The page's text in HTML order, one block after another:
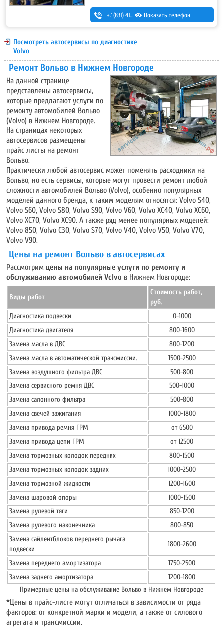
+7 (831) 410-54-20 ,+7 (930) 276-66-03
+7 (831) 215-30-70
Показать телефон
Ремонт Вольво в Нижнем Новгороде
На данной странице
представлены автосервисы,
которые предлагают услуги по
ремонту автомобилей Вольво
(Volvo) в Нижнем Новгороде.
На страницах некоторых
автосервисов размещены
прайс листы на ремонт
Вольво.
Практически любой автосервис может поменять расходники на
Вольво, но есть сервисы, которые могут провести ремонт любой
сложности автомобилей Вольво (Volvo), особенно популярных
моделей данного бренда, к таким моделям относятся: Volvo S40,
Volvo S60, Volvo S80, Volvo S90, Volvo V60, Volvo XC40, Volvo XC60,
Volvo XC70, Volvo XC90. А также ряд менее популярных моделей:
Volvo 850, Volvo C30, Volvo S70, Volvo V40, Volvo V50, Volvo V70,
Volvo V90.
Цены на ремонт Вольво в автосервисах
Рассмотрим цены на популярные услуги по ремонту и
обслуживанию автомобилей Volvo в Нижнем Новгороде:
Примерные цены на обслуживание Вольво в Нижнем Новгороде
Виды работ
Стоимость работ,
руб.
Диагностика подвески
0-1000
Диагностика двигателя
800-1600
Замена масла в ДВС
800-1200
Замена масла в автоматической трансмиссии.
1500-2500
Замена воздушного фильтра ДВС
500-800
Замена сервисного ремня ДВС
500-1000
Замена салонного фильтра
500-800
Замена свечей зажигания
1000-1800
Замена привода ремня ГРМ
от 6500
Замена привода цепи ГРМ
от 12500
Замена тормозных колодок передних
800-1500
Замена тормозных колодок задних
1000-2500
Замена тормозной жидкости
1200-1600
Замена шаровой опоры
1000-1500
Замена рулевой тяги
850-1200
Замена рулевого наконечника
800-850
Замена сайлентблоков переднего рычага
подвески
1800-2600
Замена переднего амортизатора
1750-2500
Замена заднего амортизатора
1200-1800
*Цены в прайс-листе могут отличаться в зависимости от ряда
факторов: от конкретной марки и модели, а также от силового
агрегата и трансмиссии.
Посмотреть автосервисы по диагностике
Volvo